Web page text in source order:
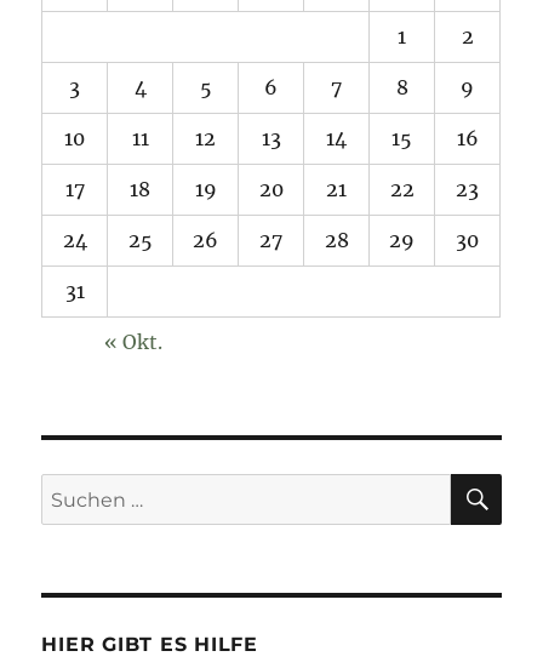
1 2
3 4 5 6 7 8 9
10 11 12 13 14 15 16
17 18 19 20 21 22 23
24 25 26 27 28 29 30
31
« Okt.
Suchen
nach:
HIER GIBT ES HILFE